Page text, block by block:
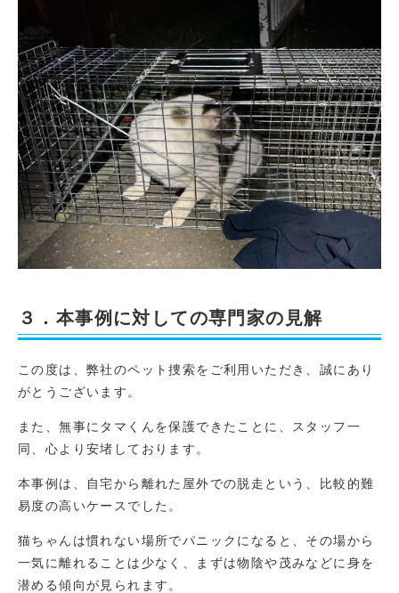
３．本事例に対しての専門家の見解
この度は、弊社のペット捜索をご利用いただき、誠にあり
がとうございます。
また、無事にタマくんを保護できたことに、スタッフ一
同、心より安堵しております。
本事例は、自宅から離れた屋外での脱走という、比較的難
易度の高いケースでした。
猫ちゃんは慣れない場所でパニックになると、その場から
一気に離れることは少なく、まずは物陰や茂みなどに身を
潜める傾向が見られます。